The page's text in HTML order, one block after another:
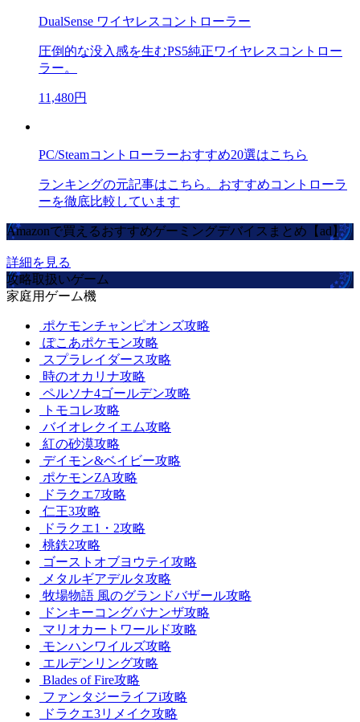
DualSense ワイヤレスコントローラー
圧倒的な没入感を生むPS5純正ワイヤレスコントロー
ラー。
11,480円
PC/Steamコントローラーおすすめ20選はこちら
ランキングの元記事はこちら。おすすめコントローラ
ーを徹底比較しています
Amazonで買えるおすすめゲーミングデバイスまとめ【ad】
詳細を見る
攻略取扱いゲーム
家庭用ゲーム機
ポケモンチャンピオンズ攻略
ぽこあポケモン攻略
スプラレイダース攻略
時のオカリナ攻略
ペルソナ4ゴールデン攻略
トモコレ攻略
バイオレクイエム攻略
紅の砂漠攻略
デイモン&ベイビー攻略
ポケモンZA攻略
ドラクエ7攻略
仁王3攻略
ドラクエ1・2攻略
桃鉄2攻略
ゴーストオブヨウテイ攻略
メタルギアデルタ攻略
牧場物語 風のグランドバザール攻略
ドンキーコングバナンザ攻略
マリオカートワールド攻略
モンハンワイルズ攻略
エルデンリング攻略
Blades of Fire攻略
ファンタジーライフi攻略
ドラクエ3リメイク攻略